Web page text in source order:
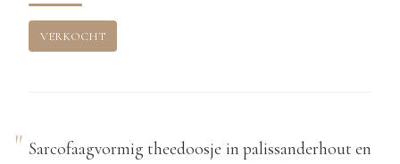
VERKOCHT
Sarcofaagvormig theedoosje in palissanderhout en